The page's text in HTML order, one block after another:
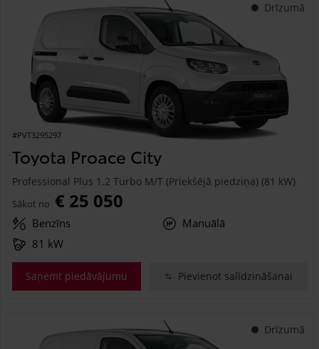
Drīzumā
#PVT3295297
Toyota Proace City
Professional Plus 1.2 Turbo M/T (Priekšējā piedziņa) (81 kW)
Sākot no € 25 050
Benzīns
Manuālā
81 kW
Saņemt piedāvājumu Pievienot salīdzināšanai
Drīzumā